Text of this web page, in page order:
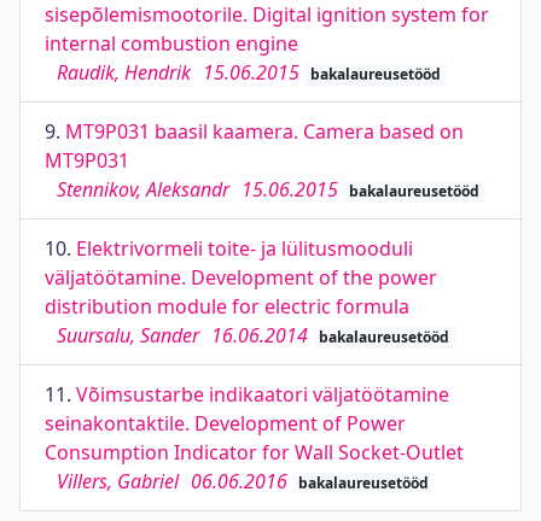
sisepõlemismootorile. Digital ignition system for
internal combustion engine
Raudik, Hendrik 15.06.2015 bakalaureusetööd
9. MT9P031 baasil kaamera. Camera based on
MT9P031
Stennikov, Aleksandr 15.06.2015 bakalaureusetööd
10. Elektrivormeli toite- ja lülitusmooduli
väljatöötamine. Development of the power
distribution module for electric formula
Suursalu, Sander 16.06.2014 bakalaureusetööd
11. Võimsustarbe indikaatori väljatöötamine
seinakontaktile. Development of Power
Consumption Indicator for Wall Socket-Outlet
Villers, Gabriel 06.06.2016 bakalaureusetööd